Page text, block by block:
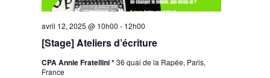
[Stage] Ateliers d’écriture
avril 12, 2025 @ 10h00 - 12h00
CPA Annie Fratellini *36 quai de la Rapée, Paris,
France